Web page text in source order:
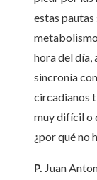
estas
hora del día,
sincronía
circadianos
muy difícil o
¿por qué no
P. Juan